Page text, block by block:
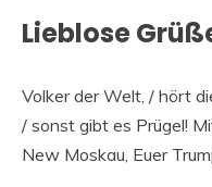
Lieblose
Volker der Welt, / hört
/ sonst gibt es Prügel!
New Moskau, Euer